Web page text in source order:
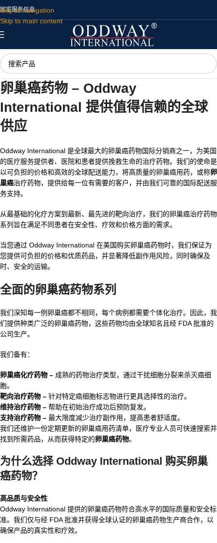
Skip to navigation
Skip to main content
国家服务信息
卵巢癌药物 – Oddway
International 提供值得信赖的全球
供应
Oddway International 是全球最大的卵巢癌药物国际分销商之一，为美国
的医疗服务提供者、医院和患者提供挽救生命的治疗药物。我们的使命是
以可负担的价格和高效的全球配送能力，将高质量的卵巢癌用药，或称卵
巢癌治疗药物，提供给每一位有需要的客户，并由我们可靠的国际配送服
务支持。
从最基础的化疗方案到最新、最先进的靶向治疗，我们的卵巢癌治疗药物
系列旨在满足不同患者在安全性、疗效和价格方面的需求。
当您通过 Oddway International 在美国购买卵巢癌药物时，我们保证为
您提供可负担的价格和优质药品，并显著降低副作用风险，同时确保及
时、安全的运输。
全面的卵巢癌药物系列
我们深知每一例卵巢癌都不相同，每个病例都需要个体化治疗。因此，我
们提供种类广泛的卵巢癌药物，这些药物均由全球知名且经 FDA 批准的
公司生产。
我们备有：
卵巢癌化疗药物 – 成熟的药物治疗类型，通过干扰细胞分裂来杀灭癌细
胞。
靶向治疗药物 – 针对特定癌细胞标志物进行更具选择性的治疗。
维持治疗药物 – 帮助在初始治疗成功后预防复发。
支持治疗药物 – 最大限度减少治疗副作用，提高患者舒适度。
我们还维护一份定期更新的卵巢癌用药清单，医疗专业人员可快速搜索并
找到所需药品，从而获得特定的卵巢癌药物。
为什么选择 Oddway International 购买卵巢
癌药物？
高品质与安全性
Oddway International 提供的卵巢癌药物符合高水平的国际质量和安全标
准。我们仅与经 FDA 批准并获得全球认证的卵巢癌药物生产商合作，以
确保产品的真实性和疗效。